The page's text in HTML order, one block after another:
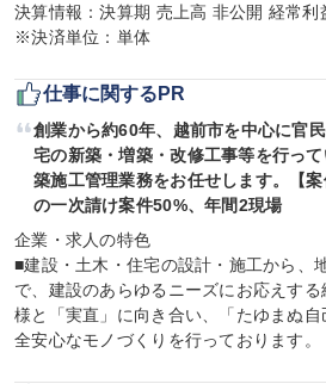
決算情報：決算期 売上高 非公開 経常利
※決済単位：単体
仕事に関するPR
創業から約60年、越前市を中心に官
宅の新築・増築・改修工事等を行っ
築施工管理業務をお任せします。【
の一次請け案件50%、年間2現場
企業・求人の特色
■建設・土木・住宅の設計・施工から、
で、建設のあらゆるニーズにお応えす
様と「実直」に向き合い、「たゆまぬ
全安心なモノづくりを行っております。